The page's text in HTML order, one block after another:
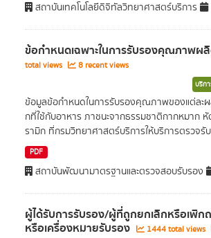
สถาบันเทคโนโลยีดิจิทัลวิทยาศาสตร์บริการ
ข้อกำหนดเฉพาะในการรับรองคุณภาพ
total views
8 recent views
บริก
ข้อมูลข้อกำหนดในการรับรองคุณภาพของแต่ละ
กที่ใช้กับอาหาร ภาชนะจากธรรมชาติกากหมาก
รามิก ที่กรมวิทยาศาสตร์บริการให้บริการตรวจรั
PDF
สถาบันพัฒนามาตรฐานและตรวจสอบรับรอง
ผู้ได้รับการรับรอง/ผู้ที่ถูกยกเลิกหรือเพิก
หรือเครื่องหมายรับรอง 1444 total views